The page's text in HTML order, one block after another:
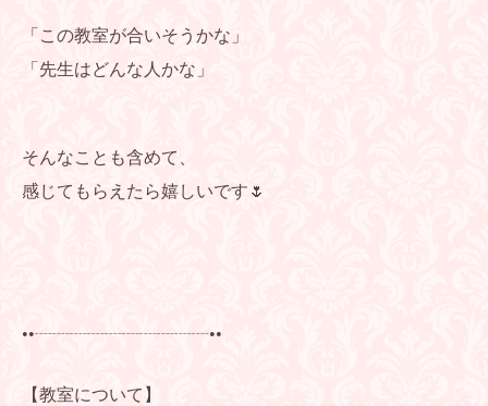
「この教室が合いそうかな」
「先生はどんな人かな」
そんなことも含めて、
感じてもらえたら嬉しいです🌷
••┈┈┈┈┈┈┈┈┈┈••
【教室について】